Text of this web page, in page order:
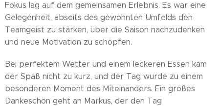
Fokus lag auf dem gemeinsamen Erlebnis. Es war eine
Gelegenheit, abseits des gewohnten Umfelds den
Teamgeist zu stärken, über die Saison nachzudenken
und neue Motivation zu schöpfen.
Bei perfektem Wetter und einem leckeren Essen kam
der Spaß nicht zu kurz, und der Tag wurde zu einem
besonderen Moment des Miteinanders. Ein großes
Dankeschön geht an Markus, der den Tag